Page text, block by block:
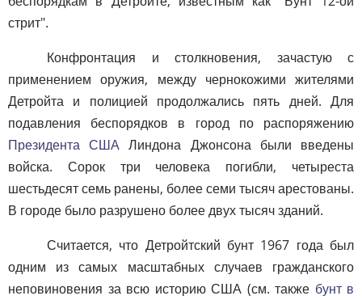
стрит".
Конфронтация и столкновения, зачастую с
применением оружия, между чернокожими жителями
Детройта и полицией продолжались пять дней. Для
подавления беспорядков в город по распоряжению
Президента США Линдона Джонсона были введены
войска. Сорок три человека погибли, четыреста
шестьдесят семь ранены, более семи тысяч арестованы.
В городе было разрушено более двух тысяч зданий.
Считается, что Детройтский бунт 1967 года был
одним из самых масштабных случаев гражданского
неповиновения за всю историю США (см. также бунт в